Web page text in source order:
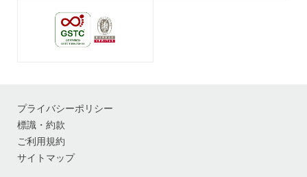
プライバシーポリシー
標識・約款
ご利用規約
サイトマップ